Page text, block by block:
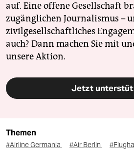
auf. Eine offene Gesellschaft
zugänglichen Journalismus –
zivilgesellschaftliches
auch? Dann machen Sie mit
unsere Aktion.
Jetzt
Themen
#Airline Germania #Air Berlin